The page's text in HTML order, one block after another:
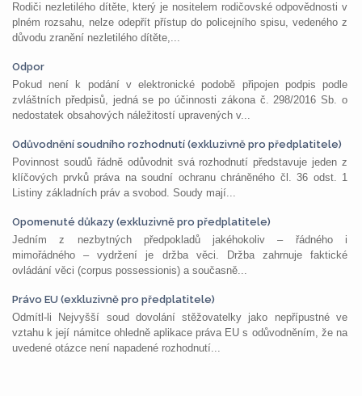
Rodiči nezletilého dítěte, který je nositelem rodičovské odpovědnosti v
plném rozsahu, nelze odepřít přístup do policejního spisu, vedeného z
důvodu zranění nezletilého dítěte,...
Odpor
Pokud není k podání v elektronické podobě připojen podpis podle
zvláštních předpisů, jedná se po účinnosti zákona č. 298/2016 Sb. o
nedostatek obsahových náležitostí upravených v...
Odůvodnění soudního rozhodnutí (exkluzivně pro předplatitele)
Povinnost soudů řádně odůvodnit svá rozhodnutí představuje jeden z
klíčových prvků práva na soudní ochranu chráněného čl. 36 odst. 1
Listiny základních práv a svobod. Soudy mají...
Opomenuté důkazy (exkluzivně pro předplatitele)
Jedním z nezbytných předpokladů jakéhokoliv – řádného i
mimořádného – vydržení je držba věci. Držba zahrnuje faktické
ovládání věci (corpus possessionis) a současně...
Právo EU (exkluzivně pro předplatitele)
Odmítl-li Nejvyšší soud dovolání stěžovatelky jako nepřípustné ve
vztahu k její námitce ohledně aplikace práva EU s odůvodněním, že na
uvedené otázce není napadené rozhodnutí...